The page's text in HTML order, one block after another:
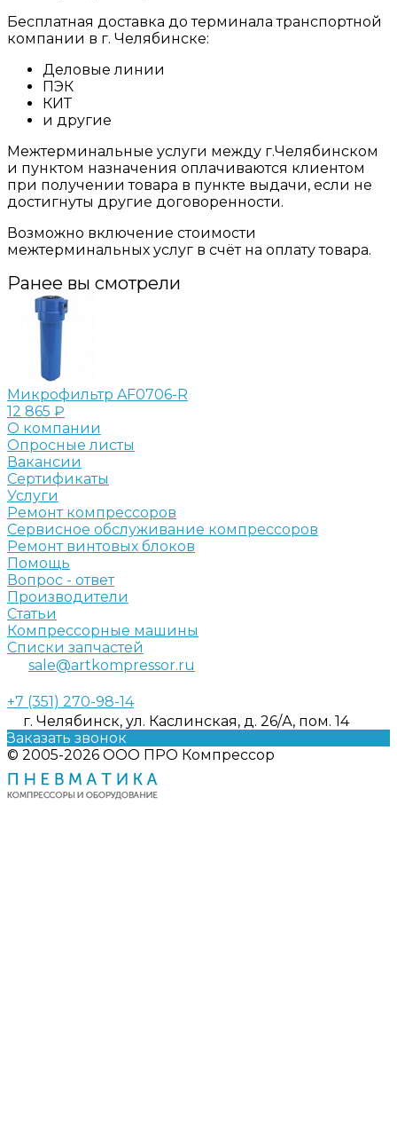
Бесплатная доставка до терминала транспортной
компании в г. Челябинске:
Деловые линии
ПЭК
КИТ
и другие
Межтерминальные услуги между г.Челябинском
и пунктом назначения оплачиваются клиентом
при получении товара в пункте выдачи, если не
достигнуты другие договоренности.
Возможно включение стоимости
межтерминальных услуг в счёт на оплату товара.
Ранее вы смотрели
Микрофильтр AF0706-R
12 865 ₽
О компании
Опросные листы
Вакансии
Сертификаты
Услуги
Ремонт компрессоров
Сервисное обслуживание компрессоров
Ремонт винтовых блоков
Помощь
Вопрос - ответ
Производители
Статьи
Компрессорные машины
Списки запчастей
sale@artkompressor.ru
+7 (351) 270-98-14
г. Челябинск, ул. Каслинская, д. 26/А, пом. 14
Заказать звонок
© 2005-2026 ООО ПРО Компрессор